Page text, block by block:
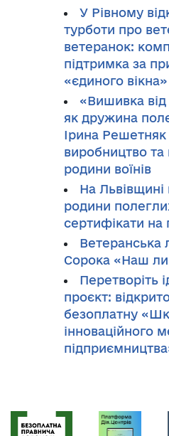
У Рівному
турботи про
ветеранок:
підтримка за
«єдиного вікна»
«Вишивка
як дружина
Ірина
виробництво та
родини воїнів
На Львівщині
родини
сертифікати
Ветеранська
Сорока «Наш
Перетворіть
проєкт:
безоплатну
інноваційного